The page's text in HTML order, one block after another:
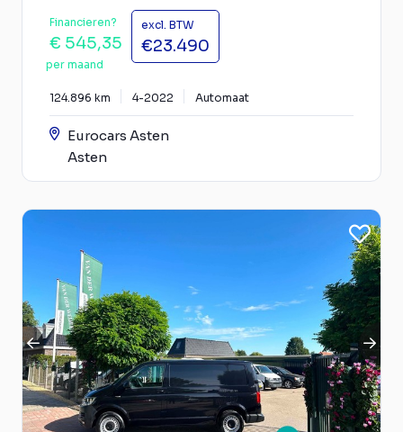
Financieren?
€ 545,35
per maand
excl. BTW
€23.490
124.896 km 4-2022 Automaat
Eurocars Asten
Asten